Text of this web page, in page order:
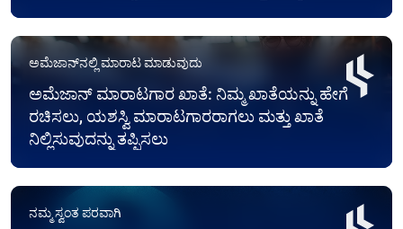
ಅಮೆಜಾನ್‌ನಲ್ಲಿ ಮಾರಾಟ ಮಾಡುವುದು
ಅಮೆಜಾನ್ ಮಾರಾಟಗಾರ ಖಾತೆ: ನಿಮ್ಮ ಖಾತೆಯನ್ನು ಹೇಗೆ
ರಚಿಸಲು, ಯಶಸ್ವಿ ಮಾರಾಟಗಾರರಾಗಲು ಮತ್ತು ಖಾತೆ
ನಿಲ್ಲಿಸುವುದನ್ನು ತಪ್ಪಿಸಲು
ನಮ್ಮ ಸ್ವಂತ ಪರವಾಗಿ